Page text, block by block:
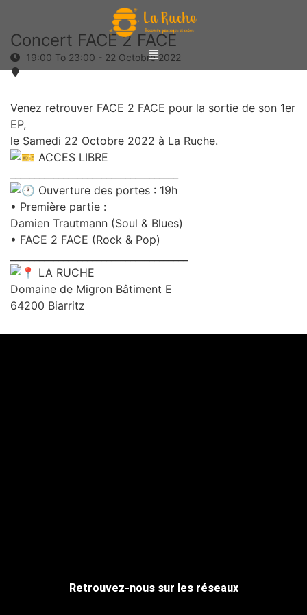
Concert FACE 2 FACE
19:00 To 23:00 - 22 Octobre 2022
Venez retrouver FACE 2 FACE pour la sortie de son 1er
EP,
le Samedi 22 Octobre 2022 à La Ruche.
ACCES LIBRE
Ouverture des portes : 19h
• Première partie :
Damien Trautmann (Soul & Blues)
• FACE 2 FACE (Rock & Pop)
LA RUCHE
Domaine de Migron Bâtiment E
64200 Biarritz
Retrouvez-nous sur les réseaux